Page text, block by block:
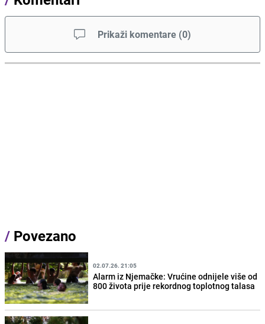
Prikaži komentare (0)
/ Povezano
02.07.26. 21:05
Alarm iz Njemačke: Vrućine odnijele više od
800 života prije rekordnog toplotnog talasa